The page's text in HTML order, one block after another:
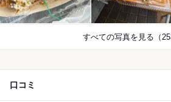
すべての写真を見る（
口コミ